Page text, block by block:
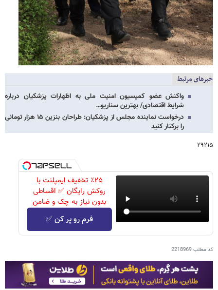
خبرهای مرتبط
واکنش عضو کمیسیون امنیت ملی به اظهارات پزشکیان درباره
شرایط اقتصادی/ بهترین سناریو…
درخواست نماینده مجلس از پزشکیان: طراحان بنزین ۱۵ هزار تومانی
را برکنار کنید
۲۹۲۱۵
٪۲۵ تخفیف ایمپلنت با
روکش رایگان ✅ اقساطی
بدون نیاز به چک و ضامن
فرم رو پر کن ✅
کد مطلب2218969